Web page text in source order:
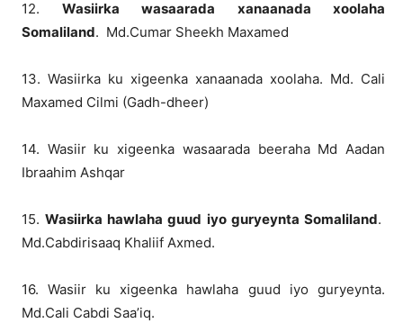
12.Wasiirka wasaarada xanaanada xoolaha
Somaliland. Md.Cumar Sheekh Maxamed
13. Wasiirka ku xigeenka xanaanada xoolaha. Md. Cali
Maxamed Cilmi (Gadh-dheer)
14. Wasiir ku xigeenka wasaarada beeraha Md Aadan
Ibraahim Ashqar
15. Wasiirka hawlaha guud iyo guryeynta Somaliland.
Md.Cabdirisaaq Khaliif Axmed.
16. Wasiir ku xigeenka hawlaha guud iyo guryeynta.
Md.Cali Cabdi Saa’iq.